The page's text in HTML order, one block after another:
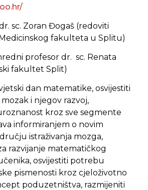
sc. Zoran Đogaš (redoviti
fakulteta u Splitu)
dr. sc. Renata
fakultet Split)
dan matematike, osvijestiti
i njegov razvoj,
kroz sve segmente
informiranjem o novim
istraživanja mozga,
razvijanje matematičkog
osvijestiti potrebu
pismenosti kroz cjeloživotno
poduzetništva, razmijeniti